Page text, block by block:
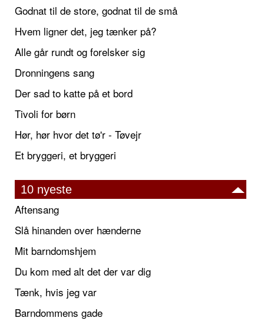
Godnat til de store, godnat til de små
Hvem ligner det, jeg tænker på?
Alle går rundt og forelsker sig
Dronningens sang
Der sad to katte på et bord
Tivoli for børn
Hør, hør hvor det tø'r - Tøvejr
Et bryggeri, et bryggeri
10 nyeste
Aftensang
Slå hinanden over hænderne
Mit barndomshjem
Du kom med alt det der var dig
Tænk, hvis jeg var
Barndommens gade